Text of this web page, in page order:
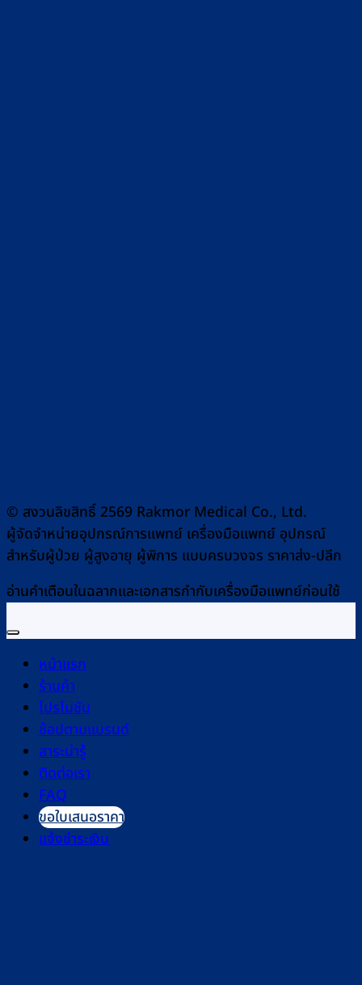
© สงวนลิขสิทธิ์ 2569 Rakmor Medical Co., Ltd.
ผู้จัดจำหน่ายอุปกรณ์การแพทย์ เครื่องมือแพทย์ อุปกรณ์
สำหรับผู้ป่วย ผู้สูงอายุ ผู้พิการ แบบครบวงจร ราคาส่ง-ปลีก
อ่านคำเตือนในฉลากและเอกสารกำกับเครื่องมือแพทย์ก่อนใช้
หน้าแรก
ร้านค้า
โปรโมชัน
ช้อปตามแบรนด์
สาระน่ารู้
ติดต่อเรา
FAQ
ขอใบเสนอราคา
แจ้งชำระเงิน